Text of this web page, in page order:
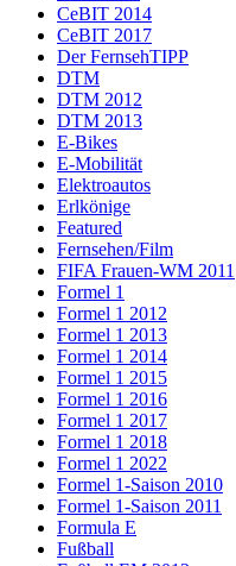
CeBIT 2014
CeBIT 2017
Der FernsehTIPP
DTM
DTM 2012
DTM 2013
E-Bikes
E-Mobilität
Elektroautos
Erlkönige
Featured
Fernsehen/Film
FIFA Frauen-WM 2011
Formel 1
Formel 1 2012
Formel 1 2013
Formel 1 2014
Formel 1 2015
Formel 1 2016
Formel 1 2017
Formel 1 2018
Formel 1 2022
Formel 1-Saison 2010
Formel 1-Saison 2011
Formula E
Fußball